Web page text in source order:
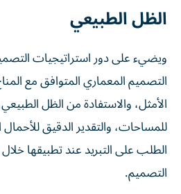
الظل الطبيعي
ويضيء على دور استراتيجيات
التصميم المعماري المتوافق مع
الأمثل، والاستفادة من الظل
للمساحات، والتقدير الدقيق
الطلب على التبريد عند تطبيقها
التصميم.